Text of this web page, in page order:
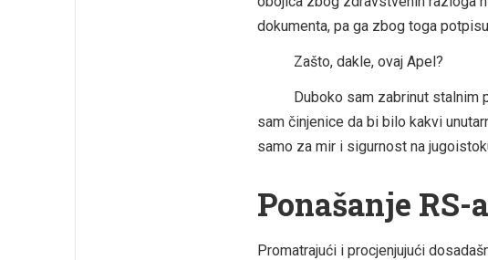
dokumenta, pa ga zbog toga
Zašto, dakle, ovaj Apel?
Duboko sam zabrinut stalnim
sam činjenice da bi bilo kakvi
samo za mir i sigurnost na
Ponašanje RS-
Promatrajući i procjenjujući